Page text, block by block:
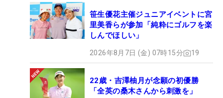
――例えば、物の取り合いがないとか
明愛「あまりないですね。ほぼ自分が譲っている気
千怜「例えば、服をおそろいにしたいっていう提案
が出たら、私の意見をいっつも聞いてくれます。あ
笹生優花主催ジュニアイベントに宮
里美香らが参加「純粋にゴルフを楽
しんでほしい」
2026年8月7日 (金) 07時15分 19
22歳・吉澤柚月が念願の初優勝
「全英の桑木さんから刺激を」